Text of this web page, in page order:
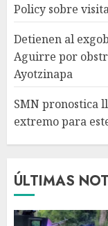
Policy sobre
Detienen al
Aguirre por
Ayotzinapa
SMN pronostica
extremo para
ÚLTIMAS
5
1